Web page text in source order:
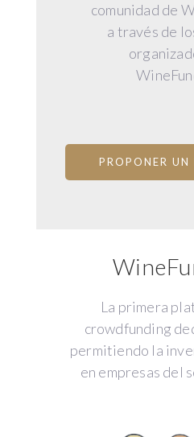
comunidad de
a través de
PROPONER UN
La primera
crowdfunding
permitiendo la
en empresas del